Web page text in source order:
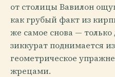
от столицы Вавилон
как грубый факт из
же самое снова — только
зиккурат поднимается
геометрическое
жрецами.